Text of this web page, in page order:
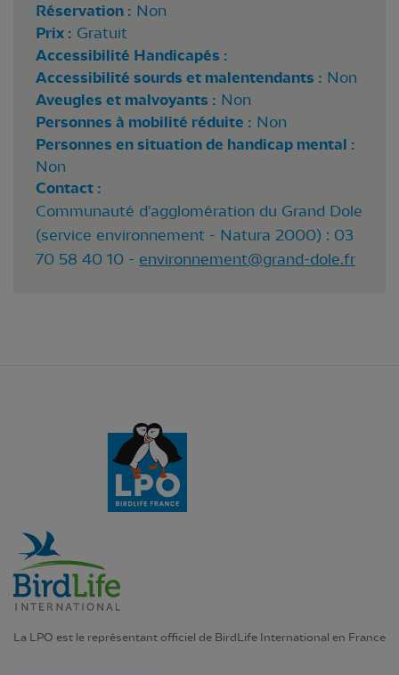
Réservation : Non
Prix : Gratuit
Accessibilité Handicapés :
Accessibilité sourds et malentendants : Non
Aveugles et malvoyants : Non
Personnes à mobilité réduite : Non
Personnes en situation de handicap mental :
Non
Contact :
Communauté d'agglomération du Grand Dole
(service environnement - Natura 2000) : 03
70 58 40 10 - environnement@grand-dole.fr
La LPO est le représentant officiel de BirdLife International en France